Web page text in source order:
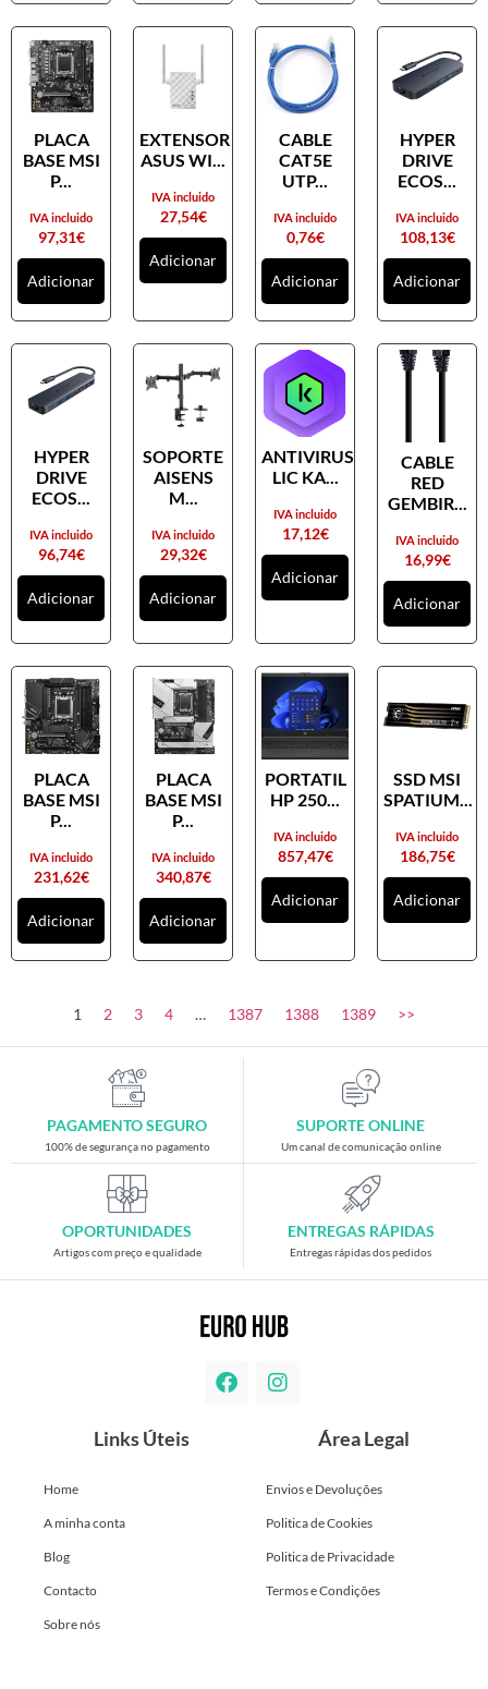
PLACA
BASE MSI
P...
97,31€
IVA incluido
Adicionar
EXTENSOR
ASUS WI...
27,54€
IVA incluido
Adicionar
CABLE
CAT5E
UTP...
0,76€
IVA incluido
Adicionar
HYPER
DRIVE
ECOS...
108,13€
IVA incluido
Adicionar
HYPER
DRIVE
ECOS...
96,74€
IVA incluido
Adicionar
SOPORTE
AISENS
M...
29,32€
IVA incluido
Adicionar
ANTIVIRUS
LIC KA...
17,12€
IVA incluido
Adicionar
CABLE
RED
GEMBIR...
16,99€
IVA incluido
Adicionar
PLACA
BASE MSI
P...
231,62€
IVA incluido
Adicionar
PLACA
BASE MSI
P...
340,87€
IVA incluido
Adicionar
PORTATIL
HP 250...
857,47€
IVA incluido
Adicionar
SSD MSI
SPATIUM...
186,75€
IVA incluido
Adicionar
1 2 3 4 … 1387 1388 1389 >>
PAGAMENTO SEGURO
100% de segurança no pagamento
SUPORTE ONLINE
Um canal de comunicação online
OPORTUNIDADES
Artigos com preço e qualidade
ENTREGAS RÁPIDAS
Entregas rápidas dos pedidos
Links Úteis
Home
A minha conta
Blog
Contacto
Sobre nós
Área Legal
Envios e Devoluções
Politica de Cookies
Politica de Privacidade
Termos e Condições